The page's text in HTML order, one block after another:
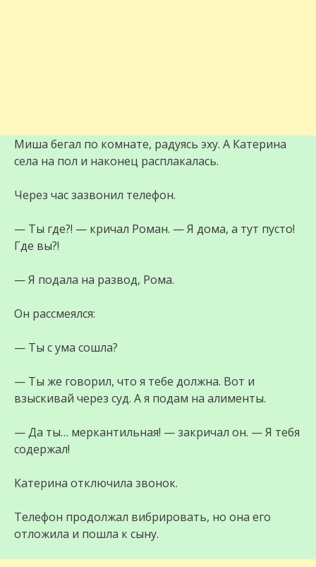
Миша бегал по комнате, радуясь эху. А Катерина
села на пол и наконец расплакалась.
Через час зазвонил телефон.
— Ты где?! — кричал Роман. — Я дома, а тут пусто!
Где вы?!
— Я подала на развод, Рома.
Он рассмеялся:
— Ты с ума сошла?
— Ты же говорил, что я тебе должна. Вот и
взыскивай через суд. А я подам на алименты.
— Да ты… меркантильная! — закричал он. — Я тебя
содержал!
Катерина отключила звонок.
Телефон продолжал вибрировать, но она его
отложила и пошла к сыну.